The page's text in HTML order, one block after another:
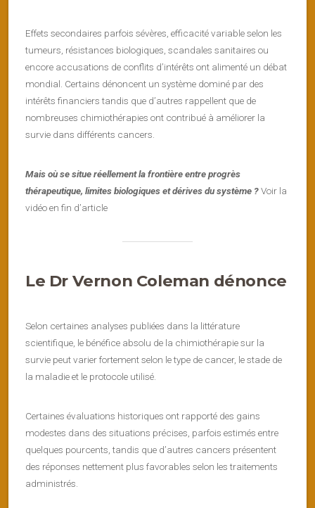
Effets secondaires parfois sévères, efficacité variable selon les
tumeurs, résistances biologiques, scandales sanitaires ou
encore accusations de conflits d’intérêts ont alimenté un débat
mondial. Certains dénoncent un système dominé par des
intérêts financiers tandis que d’autres rappellent que de
nombreuses chimiothérapies ont contribué à améliorer la
survie dans différents cancers.
Mais où se situe réellement la frontière entre progrès
thérapeutique, limites biologiques et dérives du système ?Voir la
vidéo en fin d’article
Le Dr Vernon Coleman dénonce
Selon certaines analyses publiées dans la littérature
scientifique, le bénéfice absolu de la chimiothérapie sur la
survie peut varier fortement selon le type de cancer, le stade de
la maladie et le protocole utilisé.
Certaines évaluations historiques ont rapporté des gains
modestes dans des situations précises, parfois estimés entre
quelques pourcents, tandis que d’autres cancers présentent
des réponses nettement plus favorables selon les traitements
administrés.